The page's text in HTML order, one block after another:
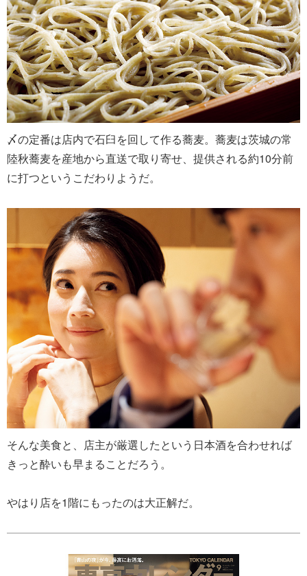
〆の定番は店内で石臼を回して作る蕎麦。蕎麦は茨城の常
陸秋蕎麦を産地から直送で取り寄せ、提供される約10分前
に打つというこだわりようだ。
そんな美食と、店主が厳選したという日本酒を合わせれば
きっと酔いも早まることだろう。
やはり店を1階にもったのは大正解だ。